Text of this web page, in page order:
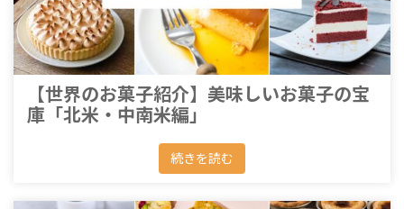
【世界のお菓子紹介】美味しいお菓子の宝
庫「北米・中南米編」
続きを読む